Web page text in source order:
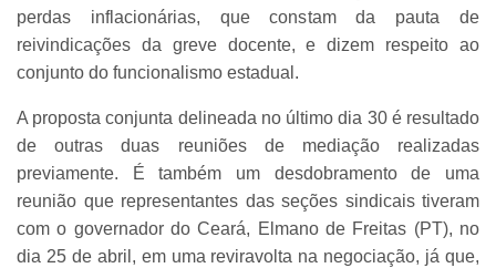
perdas inflacionárias, que constam da pauta de
reivindicações da greve docente, e dizem respeito ao
conjunto do funcionalismo estadual.
A proposta conjunta delineada no último dia 30 é resultado
de outras duas reuniões de mediação realizadas
previamente. É também um desdobramento de uma
reunião que representantes das seções sindicais tiveram
com o governador do Ceará, Elmano de Freitas (PT), no
dia 25 de abril, em uma reviravolta na negociação, já que,